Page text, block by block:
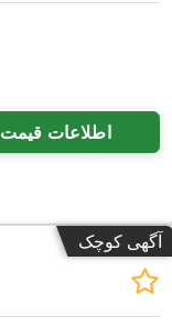
اطلاعات قیمت
آگهی کوچک